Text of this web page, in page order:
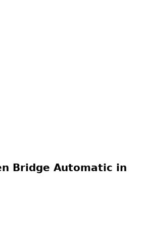
Bridge Automatic in